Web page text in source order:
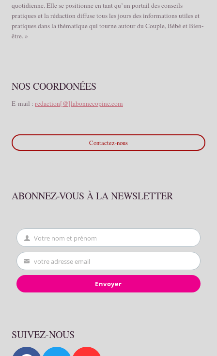
quotidienne. Elle se positionne en tant qu’un portail des conseils
pratiques et la rédaction diffuse tous les jours des informations utiles et
pratiques dans la thématique qui tourne autour du Couple, Bébé et Bien-
être. »
NOS COORDONÉES
E-mail : redaction[@]labonnecopine.com
Contactez-nous
ABONNEZ-VOUS À LA NEWSLETTER
First
Name
Votre nom et prénom
Your
email
votre adresse email
Envoyer
SUIVEZ-NOUS